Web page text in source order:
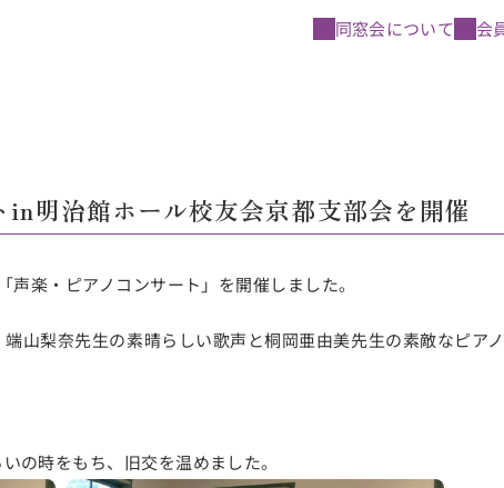
同窓会について 会
明治館ホール校友会京都支部会を開催
楽・ピアノコンサート」を開催しました。
山梨奈先生の素晴らしい歌声と桐岡亜由美先生の素敵なピア
の時をもち、旧交を温めました。